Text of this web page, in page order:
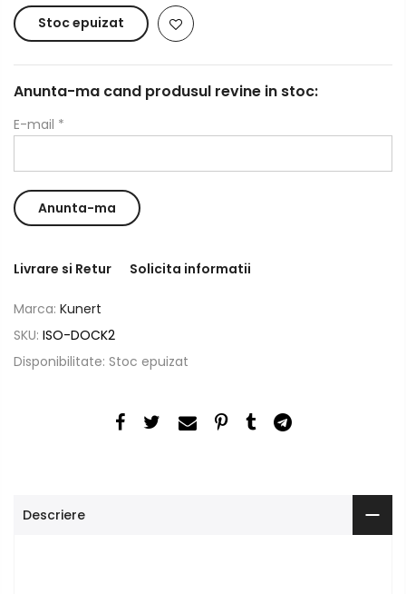
Stoc epuizat
Anunta-ma cand produsul revine in stoc:
E-mail *
Livrare si Retur Solicita informatii
Marca: Kunert
SKU: ISO-DOCK2
Disponibilitate: Stoc epuizat
Descriere